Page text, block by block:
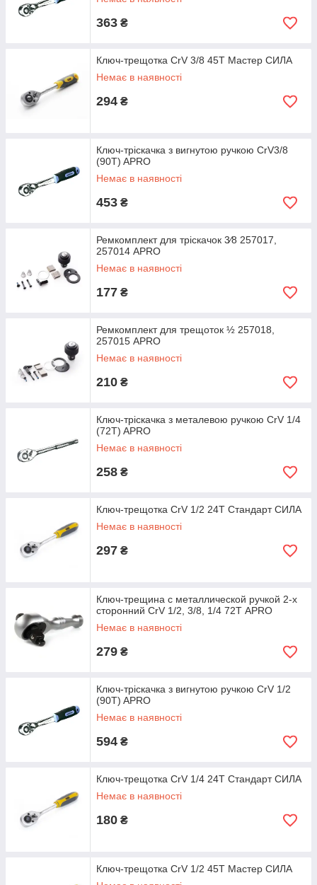
363 ₴
Ключ-трещотка CrV 3/8 45T Мастер СИЛА
Немає в наявності
294 ₴
Ключ-тріскачка з вигнутою ручкою CrV3/8
(90T) APRO
Немає в наявності
453 ₴
Ремкомплект для тріскачок 3⁄8 257017,
257014 APRO
Немає в наявності
177 ₴
Ремкомплект для трещоток ½ 257018,
257015 APRO
Немає в наявності
210 ₴
Ключ-тріскачка з металевою ручкою CrV 1/4
(72T) APRO
Немає в наявності
258 ₴
Ключ-трещотка CrV 1/2 24T Стандарт СИЛА
Немає в наявності
297 ₴
Ключ-трещина с металлической ручкой 2-х
сторонний CrV 1/2, 3/8, 1/4 72Т APRO
Немає в наявності
279 ₴
Ключ-тріскачка з вигнутою ручкою CrV 1/2
(90T) APRO
Немає в наявності
594 ₴
Ключ-трещотка CrV 1/4 24T Стандарт СИЛА
Немає в наявності
180 ₴
Ключ-трещотка CrV 1/2 45T Мастер СИЛА